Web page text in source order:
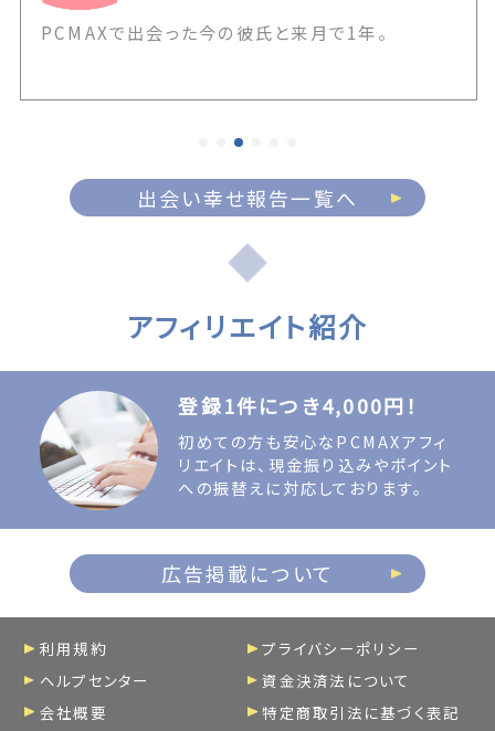
PCMAXで出会った今の彼氏と来月で1年。
出会い幸せ報告一覧へ
アフィリエイト紹介
登録1件につき4,000円！
初めての方も安心なPCMAXアフィ
リエイトは、現金振り込みやポイント
への振替えに対応しております。
広告掲載について
利用規約
プライバシーポリシー
ヘルプセンター
資金決済法について
会社概要
特定商取引法に基づく表記